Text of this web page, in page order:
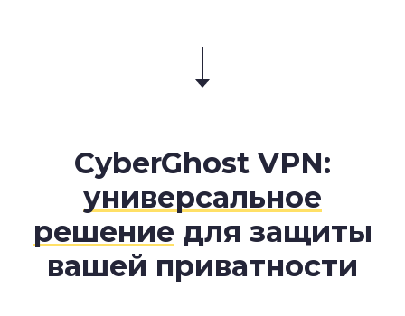
CyberGhost VPN:
универсальное
решение для защиты
вашей приватности